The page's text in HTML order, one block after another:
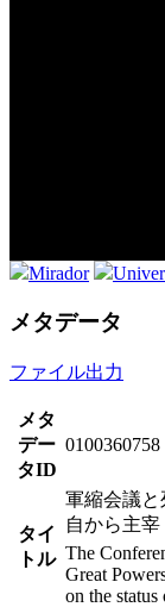
Mirador
メタデータ
ファイル出力
メタ
デー
タID
0100360758
タイ
トル
軍縮会議と
自から主宰
The
Great
on the